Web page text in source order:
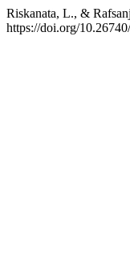
Riskanata, L., &
https://doi.org/